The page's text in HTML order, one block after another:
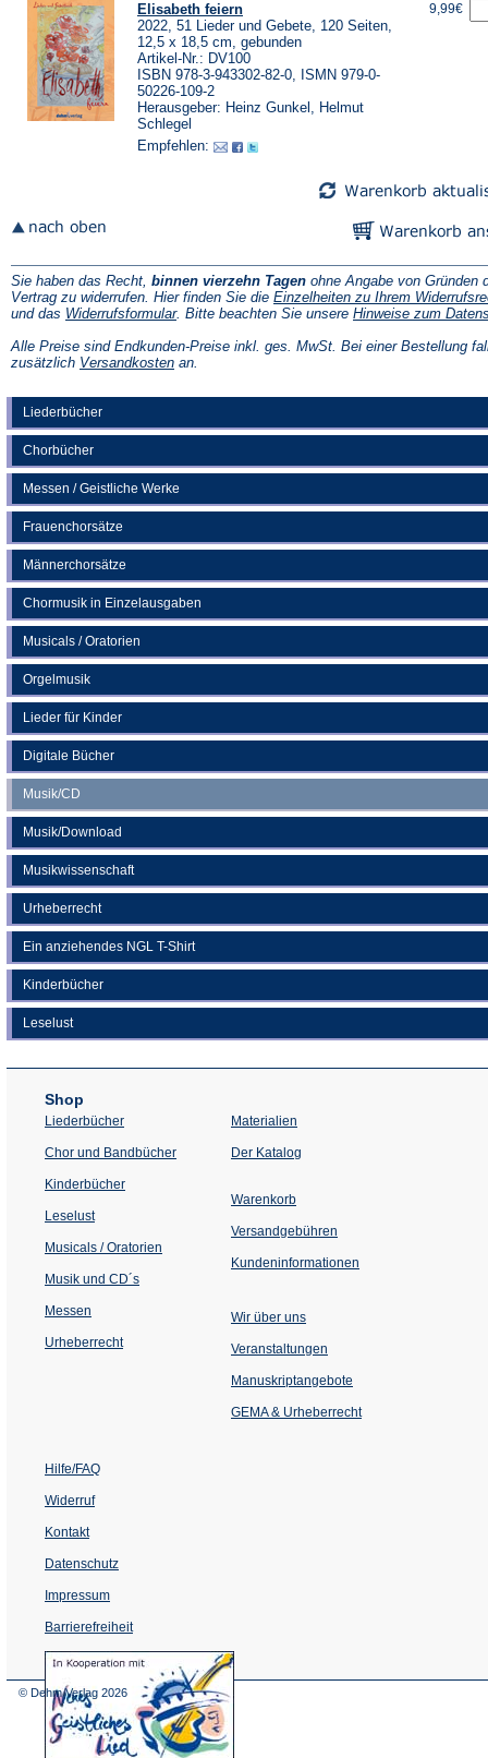
Liederbücher
Chorbücher
Messen / Geistliche Werke
Frauenchorsätze
Männerchorsätze
Chormusik in Einzelausgaben
Musicals / Oratorien
Orgelmusik
Lieder für Kinder
Digitale Bücher
Musik/CD
Musik/Download
Musikwissenschaft
Urheberrecht
Ein anziehendes NGL T-Shirt
Kinderbücher
Leselust
Elisabeth feiern
2022, 51 Lieder und Gebete, 120 Seiten,
12,5 x 18,5 cm, gebunden
Artikel-Nr.: DV100
ISBN 978-3-943302-82-0, ISMN 979-0-
50226-109-2
Herausgeber: Heinz Gunkel, Helmut
Schlegel
Empfehlen:
9,99€
Sie haben das Recht, binnen vierzehn Tagen ohne Angabe von Gründen
Vertrag zu widerrufen. Hier finden Sie die Einzelheiten zu Ihrem
und das Widerrufsformular(Öffnet
einem
neuen
. Bitte beachten Sie unsere Hinweise zum
Alle Preise sind Endkunden-Preise inkl. ges. MwSt. Bei einer Bestellung
zusätzlich Versandkosten(Öffnet
an.
Shop
Liederbücher
Chor und Bandbücher
Kinderbücher
Leselust
Musicals / Oratorien
Musik und CD´s
Messen
Urheberrecht
Materialien
Der Katalog
Warenkorb
Versandgebühren
Kundeninformationen
Wir über uns
Veranstaltungen
einem
Tab)
Manuskriptangebote
GEMA & Urheberrecht
Hilfe/FAQ
Widerruf
Kontakt
Datenschutz
Impressum
Barrierefreiheit
(Öffnet
in
© Dehm Verlag 2026